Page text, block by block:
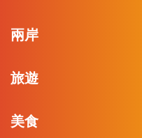
兩岸
旅遊
美食